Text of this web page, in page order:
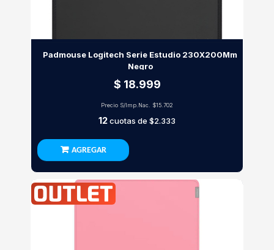
Padmouse Logitech Serie Estudio 230X200Mm
Negro
$ 18.999
Precio S/Imp.Nac. $15.702
12cuotas de $2.333
AGREGAR